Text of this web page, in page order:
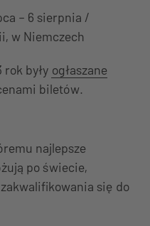
– 6 sierpnia /
w Niemczech
rok były ogłaszane
biletów.
najlepsze
po świecie,
się do